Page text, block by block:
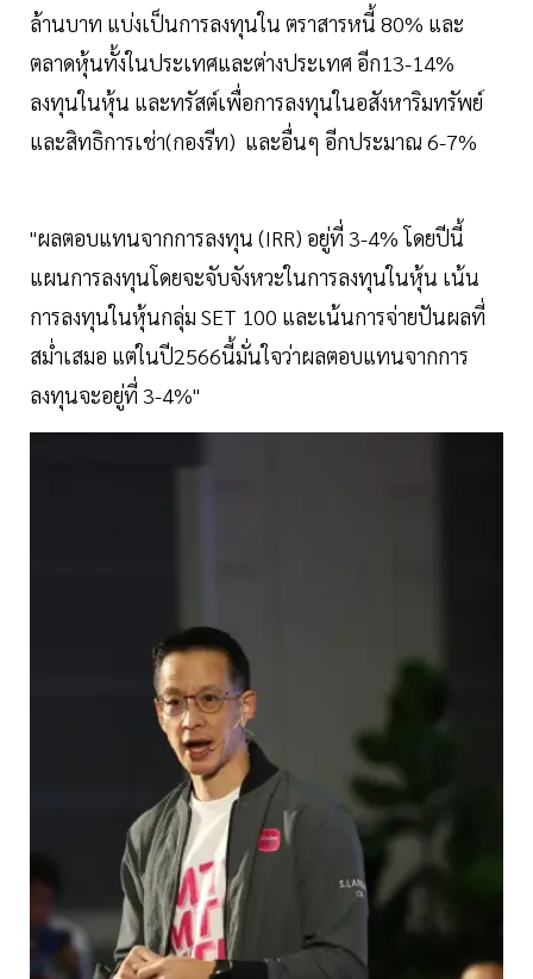
ล้านบาท แบ่งเป็นการลงทุนใน ตราสารหนี้ 80% และ
ตลาดหุ้นทั้งในประเทศและต่างประเทศ อีก13-14%
ลงทุนในหุ้น และทรัสต์เพื่อการลงทุนในอสังหาริมทรัพย์
และสิทธิการเช่า(กองรีท) และอื่นๆ อีกประมาณ 6-7%
"ผลตอบแทนจากการลงทุน (IRR) อยู่ที่ 3-4% โดยปีนี้
แผนการลงทุนโดยจะจับจังหวะในการลงทุนในหุ้น เน้น
การลงทุนในหุ้นกลุ่ม SET 100 และเน้นการจ่ายปันผลที่
สม่ำเสมอ แต่ในปี2566นี้มั่นใจว่าผลตอบแทนจากการ
ลงทุนจะอยู่ที่ 3-4%"